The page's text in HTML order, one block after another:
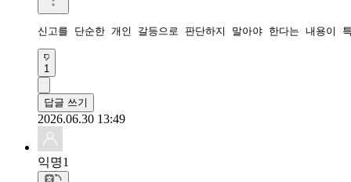
신고를 단순한 개인 갈등으로 판단하지 말아야 한다는 내용이
1
답글 쓰기
2026.06.30 13:49
익명1